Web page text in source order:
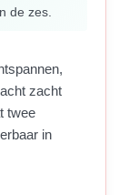
de zes.
zacht
twee
in